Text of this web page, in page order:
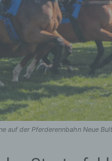
auf der Pferderennbahn Neue